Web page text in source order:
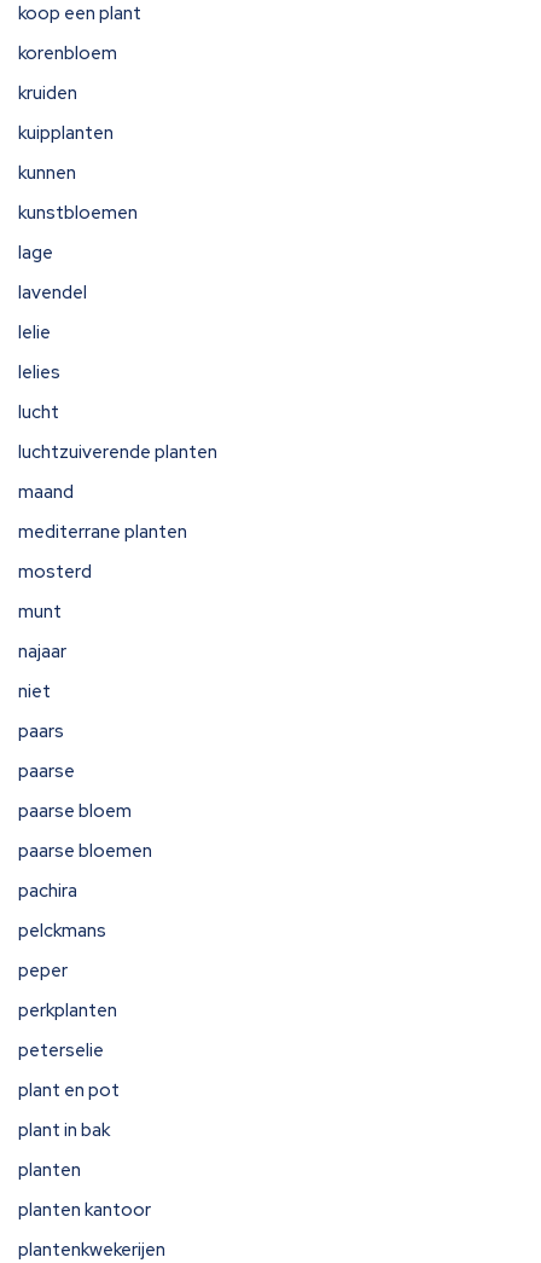
koop een plant
korenbloem
kruiden
kuipplanten
kunnen
kunstbloemen
lage
lavendel
lelie
lelies
lucht
luchtzuiverende planten
maand
mediterrane planten
mosterd
munt
najaar
niet
paars
paarse
paarse bloem
paarse bloemen
pachira
pelckmans
peper
perkplanten
peterselie
plant en pot
plant in bak
planten
planten kantoor
plantenkwekerijen